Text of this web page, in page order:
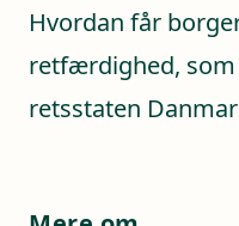
Hvordan får
retfærdighed,
retsstaten